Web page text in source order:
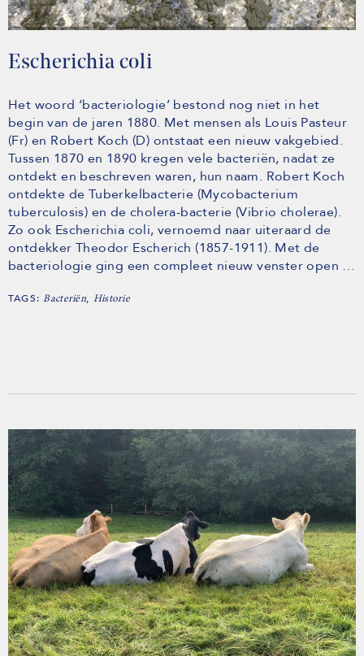
Escherichia coli
Het woord ‘bacteriologie’ bestond nog niet in het
begin van de jaren 1880. Met mensen als Louis Pasteur
(Fr) en Robert Koch (D) ontstaat een nieuw vakgebied.
Tussen 1870 en 1890 kregen vele bacteriën, nadat ze
ontdekt en beschreven waren, hun naam. Robert Koch
ontdekte de Tuberkelbacterie (Mycobacterium
tuberculosis) en de cholera-bacterie (Vibrio cholerae).
Zo ook Escherichia coli, vernoemd naar uiteraard de
ontdekker Theodor Escherich (1857-1911). Met de
bacteriologie ging een compleet nieuw venster open …
TAGS:Bacteriën, Historie